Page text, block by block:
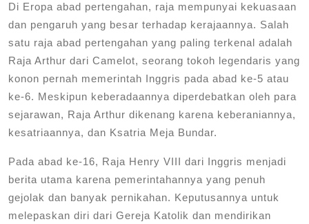
Di Eropa abad pertengahan, raja mempunyai kekuasaan
dan pengaruh yang besar terhadap kerajaannya. Salah
satu raja abad pertengahan yang paling terkenal adalah
Raja Arthur dari Camelot, seorang tokoh legendaris yang
konon pernah memerintah Inggris pada abad ke-5 atau
ke-6. Meskipun keberadaannya diperdebatkan oleh para
sejarawan, Raja Arthur dikenang karena keberaniannya,
kesatriaannya, dan Ksatria Meja Bundar.
Pada abad ke-16, Raja Henry VIII dari Inggris menjadi
berita utama karena pemerintahannya yang penuh
gejolak dan banyak pernikahan. Keputusannya untuk
melepaskan diri dari Gereja Katolik dan mendirikan